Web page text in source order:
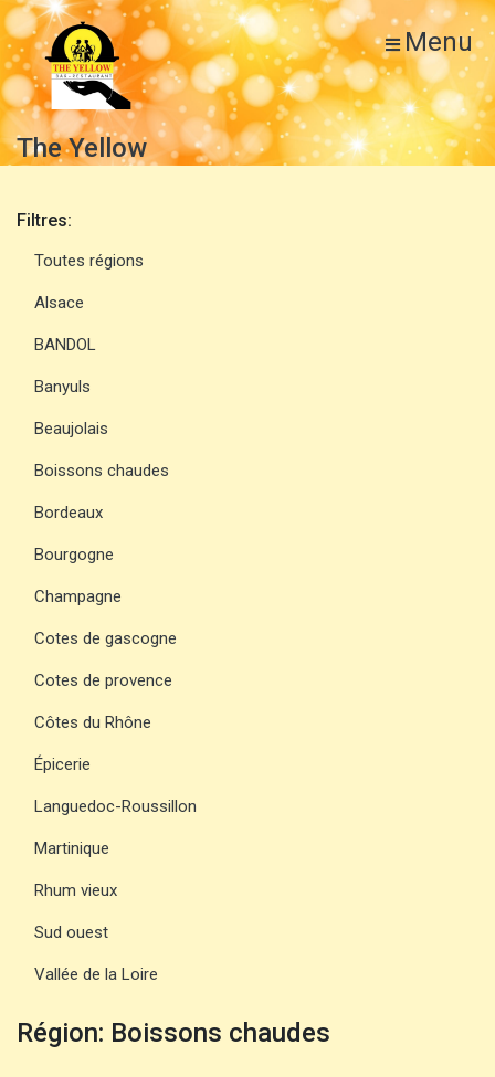
Menu
The Yellow
Filtres:
Toutes régions
Alsace
BANDOL
Banyuls
Beaujolais
Boissons chaudes
Bordeaux
Bourgogne
Champagne
Cotes de gascogne
Cotes de provence
Côtes du Rhône
Épicerie
Languedoc-Roussillon
Martinique
Rhum vieux
Sud ouest
Vallée de la Loire
Région: Boissons chaudes